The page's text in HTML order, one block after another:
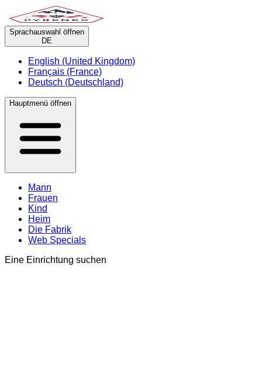
Sprachauswahl öffnen
DE
English (United Kingdom)
Français (France)
Deutsch (Deutschland)
Hauptmenü öffnen
Mann
Frauen
Kind
Heim
Die Fabrik
Web Specials
Eine Einrichtung suchen